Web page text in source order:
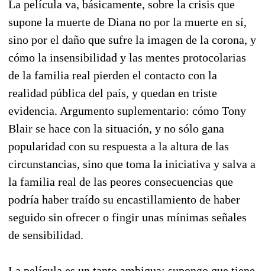
La película va, básicamente, sobre la crisis que
supone la muerte de Diana no por la muerte en sí,
sino por el daño que sufre la imagen de la corona, y
cómo la insensibilidad y las mentes protocolarias
de la familia real pierden el contacto con la
realidad pública del país, y quedan en triste
evidencia. Argumento suplementario: cómo Tony
Blair se hace con la situación, y no sólo gana
popularidad con su respuesta a la altura de las
circunstancias, sino que toma la iniciativa y salva a
la familia real de las peores consecuencias que
podría haber traído su encastillamiento de haber
seguido sin ofrecer o fingir unas mínimas señales
de sensibilidad.